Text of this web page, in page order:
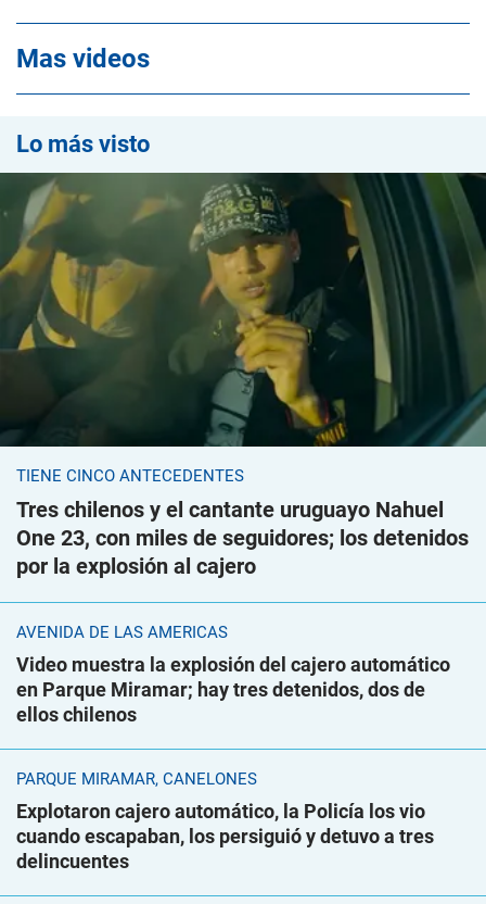
Mas videos
Lo más visto
TIENE CINCO ANTECEDENTES
Tres chilenos y el cantante uruguayo Nahuel
One 23, con miles de seguidores; los detenidos
por la explosión al cajero
AVENIDA DE LAS AMÉRICAS
Video muestra la explosión del cajero automático
en Parque Miramar; hay tres detenidos, dos de
ellos chilenos
PARQUE MIRAMAR, CANELONES
Explotaron cajero automático, la Policía los vio
cuando escapaban, los persiguió y detuvo a tres
delincuentes